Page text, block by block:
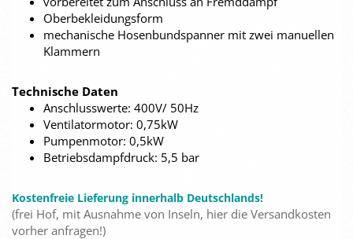
Oberbekleidungsform
mechanische Hosenbundspanner mit zwei manuellen
Klammern
Technische Daten
Anschlusswerte: 400V/ 50Hz
Ventilatormotor: 0,75kW
Pumpenmotor: 0,5kW
Betriebsdampfdruck: 5,5 bar
Kostenfreie Lieferung innerhalb Deutschlands!
(frei Hof, mit Ausnahme von Inseln, hier die Versandkosten
vorher anfragen!)